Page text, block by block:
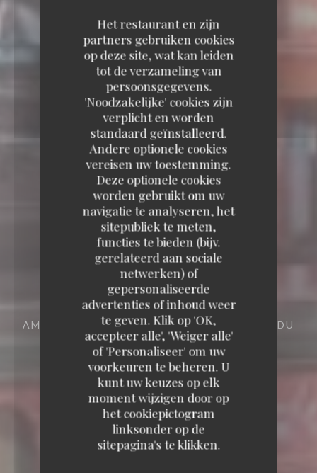
Het restaurant en zijn
partners gebruiken cookies
op deze site, wat kan leiden
tot de verzameling van
persoonsgegevens.
'Noodzakelijke' cookies zijn
verplicht en worden
standaard geïnstalleerd.
Andere optionele cookies
vereisen uw toestemming.
Deze optionele cookies
worden gebruikt om uw
navigatie te analyseren, het
sitepubliek te meten,
functies te bieden (bijv.
gerelateerd aan sociale
netwerken) of
gepersonaliseerde
advertenties of inhoud weer
te geven. Klik op 'OK,
accepteer alle', 'Weiger alle'
of 'Personaliseer' om uw
voorkeuren te beheren. U
kunt uw keuzes op elk
moment wijzigen door op
het cookiepictogram
linksonder op de
sitepagina's te klikken.
Tommy's Diner Café
AMERICAN DINER
49 RUE MICHEL-ANGE - DU
PARC 97438 SAINTE-MARIE
Tommy's Diner Café